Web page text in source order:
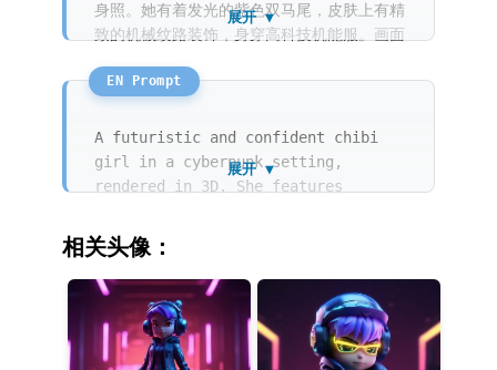
身照。她有着发光的紫色双马尾，皮肤上有精
致的机械纹路装饰，身穿高科技机能服。画面
金属质感。背景是干净的深靛蓝色，在柔和的
影棚光和光线追踪下，呈现出惊人的视觉效
果。
展开 ▼
A futuristic and confident chibi
girl in a cyberpunk setting,
rendered in 3D. She features
mechanical body details, wearing
high-tech streetwear. The artwork
follows a refined blind box
aesthetic with incredible 8K detail
and metallic textures. Set against
a solid dark indigo background, the
展开 ▼
相关头像：